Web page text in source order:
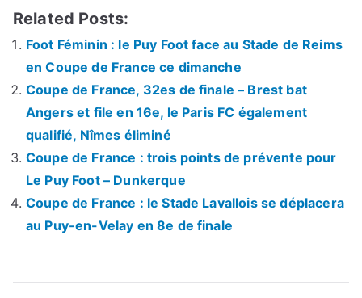
Related Posts:
Foot Féminin : le Puy Foot face au Stade de Reims
en Coupe de France ce dimanche
Coupe de France, 32es de finale – Brest bat
Angers et file en 16e, le Paris FC également
qualifié, Nîmes éliminé
Coupe de France : trois points de prévente pour
Le Puy Foot – Dunkerque
Coupe de France : le Stade Lavallois se déplacera
au Puy-en-Velay en 8e de finale